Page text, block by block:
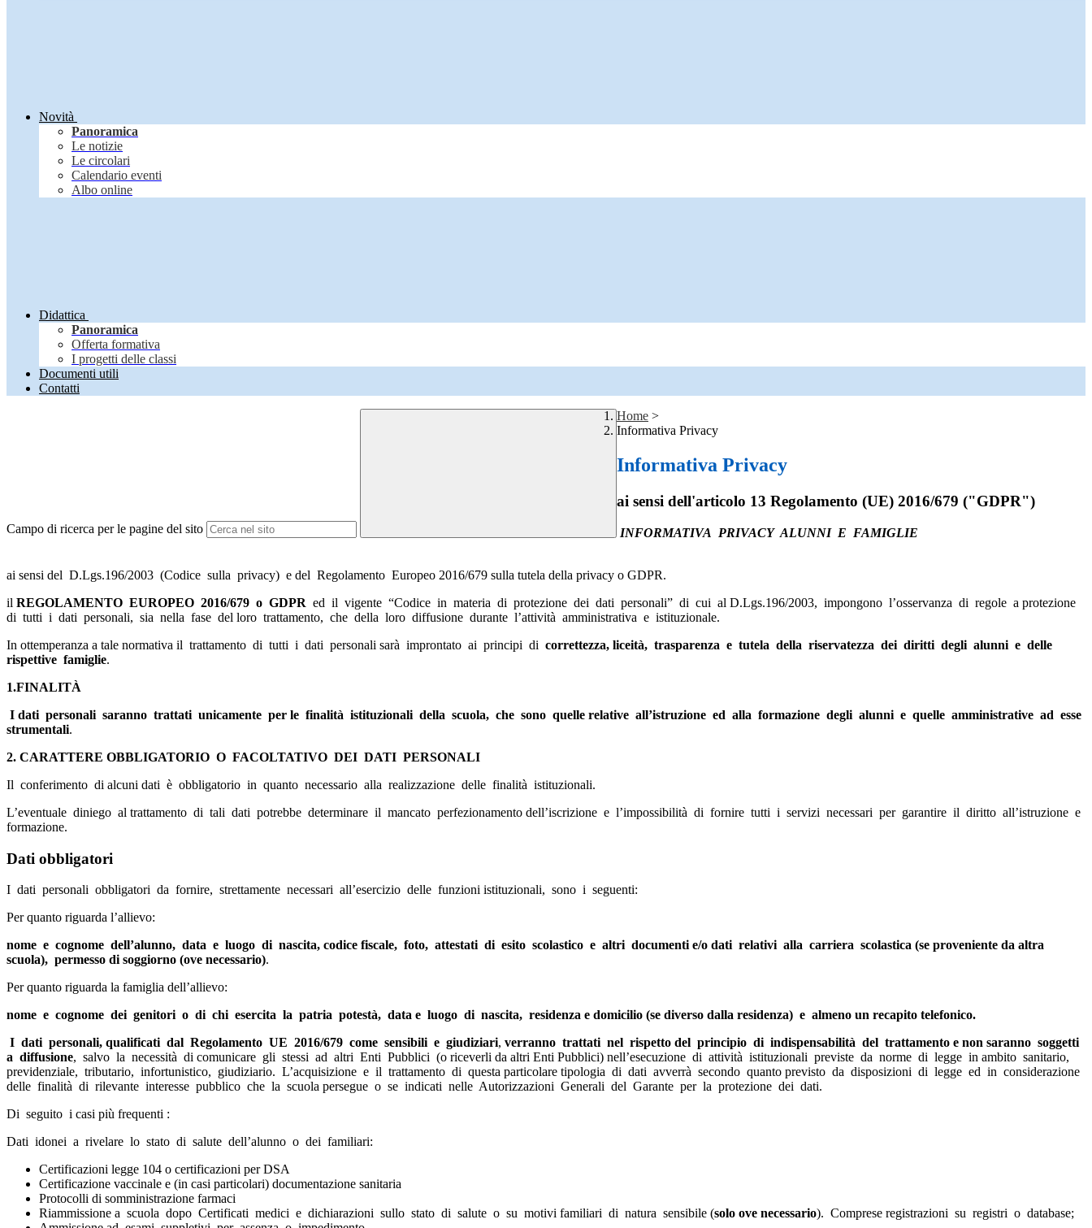
Novità
Panoramica
Le notizie
Le circolari
Calendario eventi
Albo online
Didattica
Panoramica
Offerta formativa
I progetti delle classi
Documenti utili
Contatti
Campo di ricerca per le pagine del sito
Home >
Informativa Privacy
Informativa Privacy
ai sensi dell'articolo 13 Regolamento (UE) 2016/679 ("GDPR")
INFORMATIVA PRIVACY ALUNNI E FAMIGLIE
ai sensi del D.Lgs.196/2003 (Codice sulla privacy) e del Regolamento Europeo 2016/679 sulla tutela della privacy o GDPR.
il REGOLAMENTO EUROPEO 2016/679 o GDPR ed il vigente “Codice in materia di protezione dei dati personali” di cui al D.Lgs.196/2003, impongono l’osservanza di regole a protezione
di tutti i dati personali, sia nella fase del loro trattamento, che della loro diffusione durante l’attività amministrativa e istituzionale.
In ottemperanza a tale normativa il trattamento di tutti i dati personali sarà improntato ai principi di correttezza, liceità, trasparenza e tutela della riservatezza dei diritti degli alunni e delle
rispettive famiglie.
1.FINALITÀ
I dati personali saranno trattati unicamente per le finalità istituzionali della scuola, che sono quelle relative all’istruzione ed alla formazione degli alunni e quelle amministrative ad esse
strumentali.
2. CARATTERE OBBLIGATORIO O FACOLTATIVO DEI DATI PERSONALI
Il conferimento di alcuni dati è obbligatorio in quanto necessario alla realizzazione delle finalità istituzionali.
L’eventuale diniego al trattamento di tali dati potrebbe determinare il mancato perfezionamento dell’iscrizione e l’impossibilità di fornire tutti i servizi necessari per garantire il diritto all’istruzione e
formazione.
Dati obbligatori
I dati personali obbligatori da fornire, strettamente necessari all’esercizio delle funzioni istituzionali, sono i seguenti:
Per quanto riguarda l’allievo:
nome e cognome dell’alunno, data e luogo di nascita, codice fiscale, foto, attestati di esito scolastico e altri documenti e/o dati relativi alla carriera scolastica (se proveniente da altra
scuola), permesso di soggiorno (ove necessario).
Per quanto riguarda la famiglia dell’allievo:
nome e cognome dei genitori o di chi esercita la patria potestà, data e luogo di nascita, residenza e domicilio (se diverso dalla residenza) e almeno un recapito telefonico.
I dati personali, qualificati dal Regolamento UE 2016/679 come sensibili e giudiziari, verranno trattati nel rispetto del principio di indispensabilità del trattamento e non saranno soggetti
a diffusione, salvo la necessità di comunicare gli stessi ad altri Enti Pubblici (o riceverli da altri Enti Pubblici) nell’esecuzione di attività istituzionali previste da norme di legge in ambito sanitario,
previdenziale, tributario, infortunistico, giudiziario. L’acquisizione e il trattamento di questa particolare tipologia di dati avverrà secondo quanto previsto da disposizioni di legge ed in considerazione
delle finalità di rilevante interesse pubblico che la scuola persegue o se indicati nelle Autorizzazioni Generali del Garante per la protezione dei dati.
Di seguito i casi più frequenti :
Dati idonei a rivelare lo stato di salute dell’alunno o dei familiari:
Certificazioni legge 104 o certificazioni per DSA
Certificazione vaccinale e (in casi particolari) documentazione sanitaria
Protocolli di somministrazione farmaci
Riammissione a scuola dopo Certificati medici e dichiarazioni sullo stato di salute o su motivi familiari di natura sensibile (solo ove necessario). Comprese registrazioni su registri o database;